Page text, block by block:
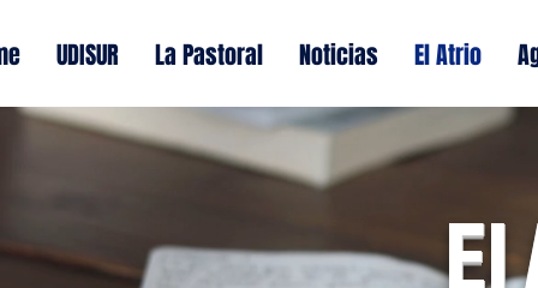
UDISUR La Pastoral Noticias El Atrio